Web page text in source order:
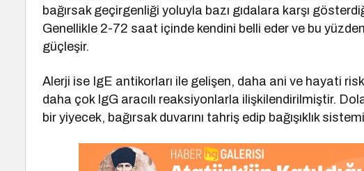
bağırsak geçirgenliği yoluyla bazı gıdalara karşı
Genellikle 2-72 saat içinde kendini belli eder ve bu
güçleşir.
Alerji ise IgE antikorları ile gelişen, daha ani ve hayati
daha çok IgG aracılı reaksiyonlarla ilişkilendirilmiştir.
bir yiyecek, bağırsak duvarını tahriş edip bağışıklık